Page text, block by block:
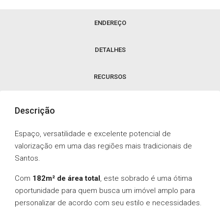
ENDEREÇO
DETALHES
RECURSOS
Descrição
Espaço, versatilidade e excelente potencial de
valorização em uma das regiões mais tradicionais de
Santos.
Com 182m² de área total, este sobrado é uma ótima
oportunidade para quem busca um imóvel amplo para
personalizar de acordo com seu estilo e necessidades.